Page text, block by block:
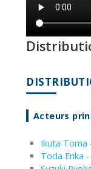
Acteurs
Ikuta Toma
Toda Erika